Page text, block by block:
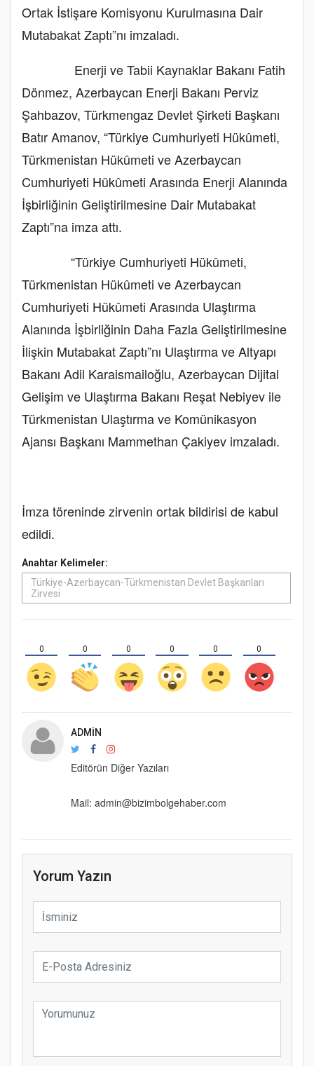
Ortak İstişare Komisyonu Kurulmasına Dair
Mutabakat Zaptı”nı imzaladı.
Enerji ve Tabii Kaynaklar Bakanı Fatih
Dönmez, Azerbaycan Enerji Bakanı Perviz
Şahbazov, Türkmengaz Devlet Şirketi Başkanı
Batır Amanov, “Türkiye Cumhuriyeti Hükûmeti,
Türkmenistan Hükûmeti ve Azerbaycan
Cumhuriyeti Hükûmeti Arasında Enerji Alanında
İşbirliğinin Geliştirilmesine Dair Mutabakat
Zaptı”na imza attı.
“Türkiye Cumhuriyeti Hükûmeti,
Türkmenistan Hükûmeti ve Azerbaycan
Cumhuriyeti Hükûmeti Arasında Ulaştırma
Alanında İşbirliğinin Daha Fazla Geliştirilmesine
İlişkin Mutabakat Zaptı”nı Ulaştırma ve Altyapı
Bakanı Adil Karaismailoğlu, Azerbaycan Dijital
Gelişim ve Ulaştırma Bakanı Reşat Nebiyev ile
Türkmenistan Ulaştırma ve Komünikasyon
Ajansı Başkanı Mammethan Çakiyev imzaladı.
İmza töreninde zirvenin ortak bildirisi de kabul
edildi.
Anahtar Kelimeler:
Türkiye-Azerbaycan-Türkmenistan Devlet Başkanları
Zirvesi
0 0 0 0 0 0
ADMIN
Editörün Diğer Yazıları
Mail: admin@bizimbolgehaber.com
Yorum Yazın